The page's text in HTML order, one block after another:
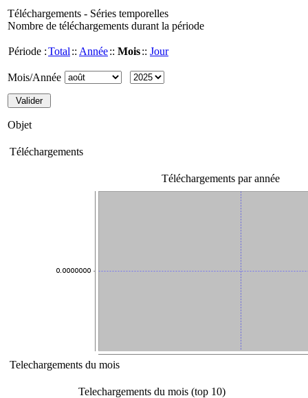
Téléchargements - Séries temporelles
Nombre de téléchargements durant la période
Période :Total :: Année:: Mois:: Jour
Mois/Année
Objet
Téléchargements
Téléchargements par année
Telechargements du mois
Telechargements du mois (top 10)